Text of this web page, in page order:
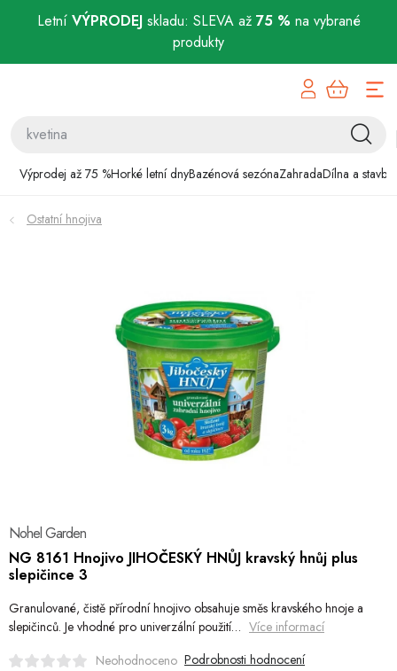
Letní VÝPRODEJskladu: SLEVA až 75 % na vybrané
produkty
Výprodej až 75 %Horké letní dnyBazénová sezónaZahradaDílna a stavba
Bazénová sezóna
Zahrada
Chovatelské potřeby
Dětské zboží a hračky
World Cleanup Day
Akční ceny
Půjčovna Kontaktuje nás
Obchodní podmínky
Vrácení a reklamace
Podmínky ochrany osobních údajů
Ostatní hnojiva
Nohel Garden
NG 8161 Hnojivo JIHOČESKÝ HNŮJ kravský hnůj plus
slepičince 3
Granulované, čistě přírodní hnojivo obsahuje směs kravského hnoje a
slepičinců. Je vhodné pro univerzální použití… Více informací
Neohodnoceno Podrobnosti hodnocení